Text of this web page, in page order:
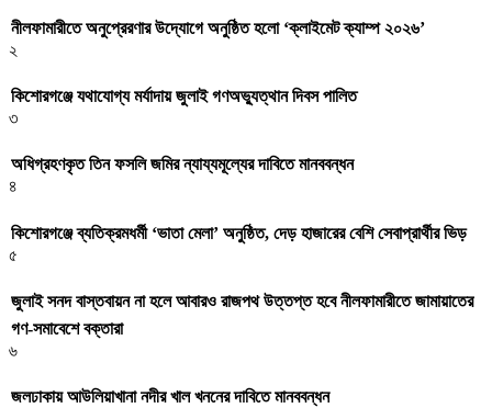
নীলফামারীতে অনুপ্রেরণার উদ্যোগে অনুষ্ঠিত হলো ‘ক্লাইমেট ক্যাম্প ২০২৬’
২
কিশোরগঞ্জে যথাযোগ্য মর্যাদায় জুলাই গণঅভ্যুত্থান দিবস পালিত
৩
অধিগ্রহণকৃত তিন ফসলি জমির ন্যায্যমূল্যের দাবিতে মানববন্ধন
৪
কিশোরগঞ্জে ব্যতিক্রমধর্মী ‘ভাতা মেলা’ অনুষ্ঠিত, দেড় হাজারের বেশি সেবাপ্রার্থীর ভিড়
৫
জুলাই সনদ বাস্তবায়ন না হলে আবারও রাজপথ উত্তপ্ত হবে নীলফামারীতে জামায়াতের
গণ-সমাবেশে বক্তারা
৬
জলঢাকায় আউলিয়াখানা নদীর খাল খননের দাবিতে মানববন্ধন